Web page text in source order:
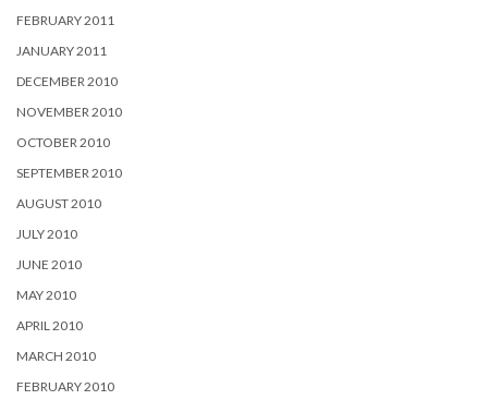
FEBRUARY 2011
JANUARY 2011
DECEMBER 2010
NOVEMBER 2010
OCTOBER 2010
SEPTEMBER 2010
AUGUST 2010
JULY 2010
JUNE 2010
MAY 2010
APRIL 2010
MARCH 2010
FEBRUARY 2010